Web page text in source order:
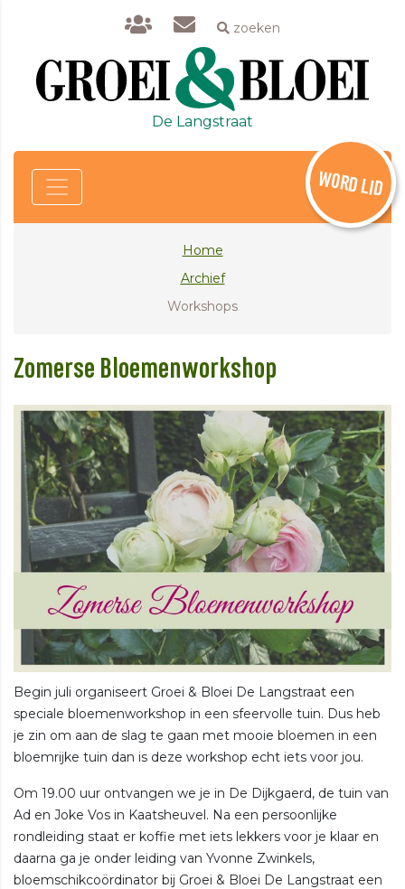
zoeken
De Langstraat
WORD LID
Home
Archief
Workshops
Zomerse Bloemenworkshop
Begin juli organiseert Groei & Bloei De Langstraat een
speciale bloemenworkshop in een sfeervolle tuin. Dus heb
je zin om aan de slag te gaan met mooie bloemen in een
bloemrijke tuin dan is deze workshop echt iets voor jou.
Om 19.00 uur ontvangen we je in De Dijkgaerd, de tuin van
Ad en Joke Vos in Kaatsheuvel. Na een persoonlijke
rondleiding staat er koffie met iets lekkers voor je klaar en
daarna ga je onder leiding van Yvonne Zwinkels,
bloemschikcoördinator bij Groei & Bloei De Langstraat een